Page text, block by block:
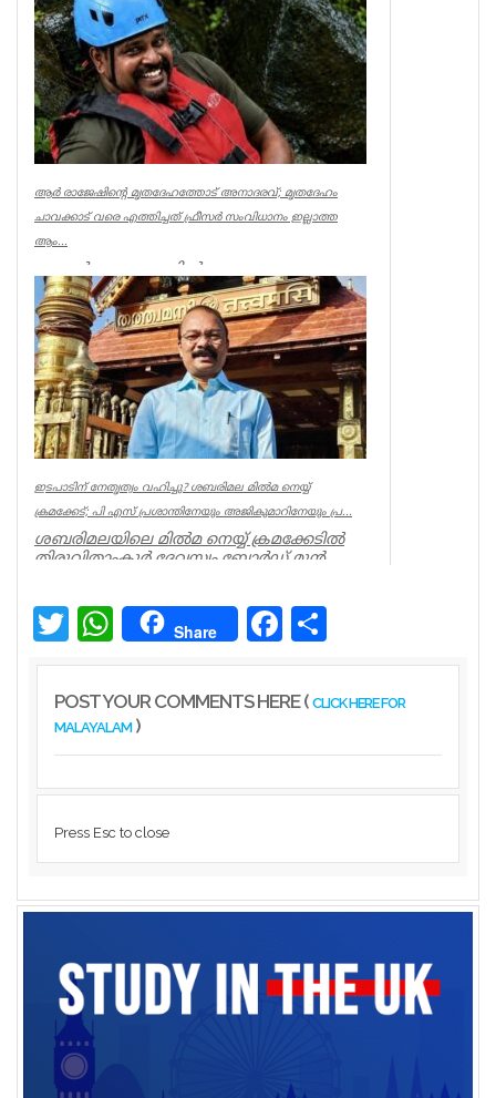
Kerala
ആര്‍ രാജേഷിന്റെ മൃതദേഹത്തോട് അനാദരവ്; മൃതദേഹം
ചാവക്കാട് വരെ എത്തിച്ചത് ഫ്രീസര്‍ സംവിധാനം ഇല്ലാത്ത
ആം...
കണ്ണൂര്‍ ചെറുപുഴയില്‍
രക്ഷാപ്രവര്‍ത്തനത്തിനിടെ ജീവന്‍ നഷ്ടമായ
നീന്തല്‍ പരിശീലകന്‍ ആര്‍ രാജേഷിന്റെ മ...
Latest News
ഇടപാടിന് നേതൃത്വം വഹിച്ചു? ശബരിമല മില്‍മ നെയ്യ്
ക്രമക്കേട്; പി എസ് പ്രശാന്തിനേയും അജികുമാറിനേയും പ്ര...
ശബരിമലയിലെ മില്‍മ നെയ്യ് ക്രമക്കേടില്‍
തിരുവിതാംകൂര്‍ ദേവസ്വം ബോര്‍ഡ് മുന്‍
Kerala
Twitter WhatsAppShare Facebook
POST YOUR COMMENTS HERE ( CLICK HERE FOR
MALAYALAM)
Press Esc to close